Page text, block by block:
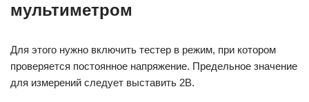
мультиметром
Для этого нужно включить тестер в режим, при котором
проверяется постоянное напряжение. Предельное значение
для измерений следует выставить 2В.